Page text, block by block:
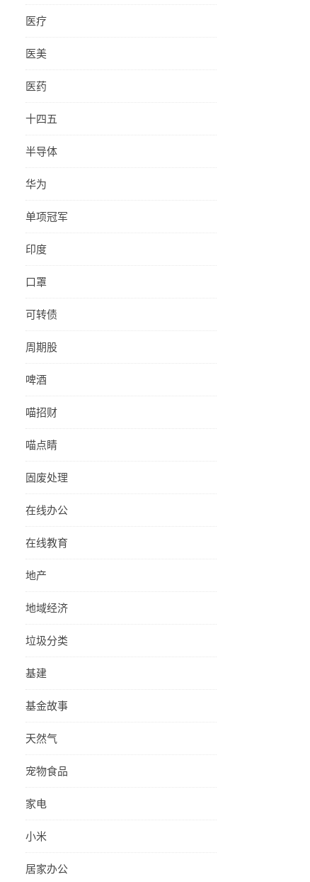
医疗
医美
医药
十四五
半导体
华为
单项冠军
印度
口罩
可转债
周期股
啤酒
喵招财
喵点睛
固废处理
在线办公
在线教育
地产
地域经济
垃圾分类
基建
基金故事
天然气
宠物食品
家电
小米
居家办公